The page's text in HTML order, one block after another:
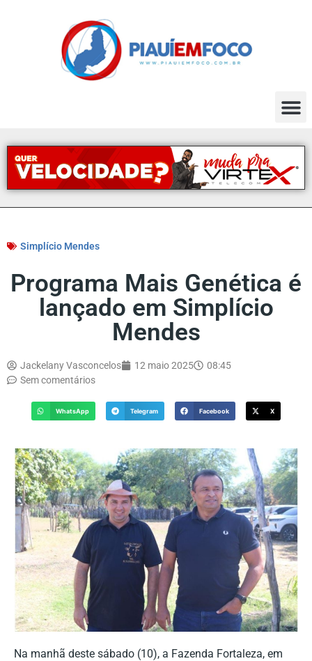
Simplício Mendes
Programa Mais Genética é
lançado em Simplício
Mendes
Jackelany Vasconcelos 12 maio 2025
08:45
Sem comentários
WhatsApp Telegram Facebook X
Na manhã deste sábado (10), a Fazenda Fortaleza, em